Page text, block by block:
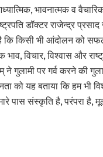
भावनात्मक व
डॉक्टर राजेन्द्र प्रसाद
है कि किसी भी आंदोलन को
भाव, विचार, विश्वास और
ने गुलामी पर गर्व करने की
को यह बताया कि हम भी
पास संस्कृति है, परंपरा है,